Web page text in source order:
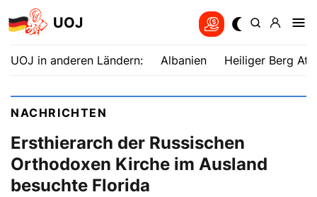
UOJ
UOJ in anderen Ländern: Albanien Heiliger Berg
NACHRICHTEN
Ersthierarch der Russischen
Orthodoxen Kirche im Ausland
besuchte Florida